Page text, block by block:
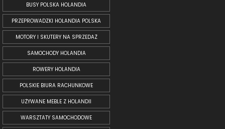
BUSY POLSKA HOLANDIA
PRZEPROWADZKI HOLANDIA POLSKA
MOTORY I SKUTERY NA SPRZEDAŻ
SAMOCHODY HOLANDIA
ROWERY HOLANDIA
POLSKIE BIURA RACHUNKOWE
UŻYWANE MEBLE Z HOLANDII
WARSZTATY SAMOCHODOWE